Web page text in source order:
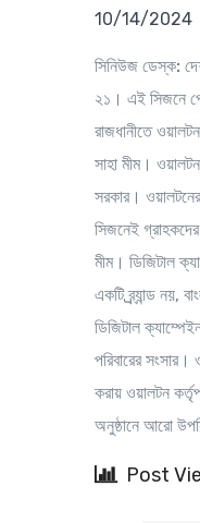
10/14/2024
সিনিউজ ডেস্ক:
২১। এই সিজনে
রাজধানীতে
সাহা মীম।
সরকার।
সিজনেই
মীম। ডিজিটাল
একটি ব্র্র্যান্ড নয়,
ডিজিটাল
পরিবারের
করায় ওয়ালটন
অনুষ্ঠানে আরো
Post